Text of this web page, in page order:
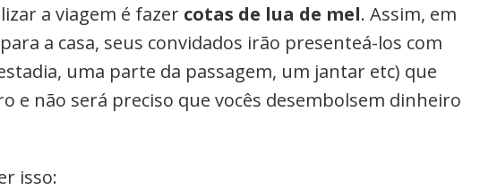
a viagem é fazer cotas de lua de mel. Assim, em
a casa, seus convidados irão presenteá-los com
uma parte da passagem, um jantar etc) que
e não será preciso que vocês desembolsem dinheiro
isso: